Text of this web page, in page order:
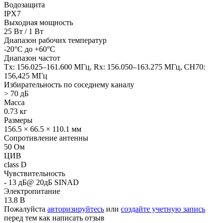
Водозащита
IPX7
Выходная мощность
25 Вт / 1 Вт
Диапазон рабочих температур
-20°C до +60°C
Диапазон частот
Tx: 156.025–161.600 МГц, Rx: 156.050–163.275 МГц, CH70:
156,425 МГц
Избирательность по соседнему каналу
> 70 дБ
Масса
0.73 кг
Размеры
156.5 × 66.5 × 110.1 мм
Сопротивление антенны
50 Ом
ЦИВ
class D
Чувствительность
- 13 дБ@ 20дБ SINAD
Электропитание
13.8 В
Пожалуйста авторизируйтесь или создайте учетную запись
перед тем как написать отзыв